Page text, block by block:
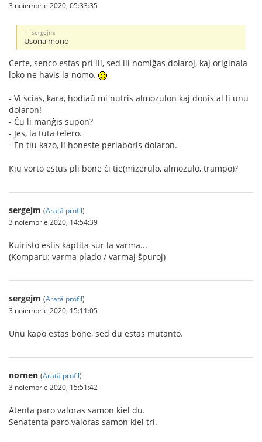
3 noiembrie 2020, 05:33:35
sergejm:
Usona mono
Certe, senco estas pri ili, sed ili nomiĝas dolaroj, kaj originala
loko ne havis la nomo.
- Vi scias, kara, hodiaŭ mi nutris almozulon kaj donis al li unu
dolaron!
- Ĉu li manĝis supon?
- Jes, la tuta telero.
- En tiu kazo, li honeste perlaboris dolaron.
Kiu vorto estus pli bone ĉi tie(mizerulo, almozulo, trampo)?
sergejm (Arată profil)
3 noiembrie 2020, 14:54:39
Kuiristo estis kaptita sur la varma...
(Komparu: varma plado / varmaj ŝpuroj)
sergejm (Arată profil)
3 noiembrie 2020, 15:11:05
Unu kapo estas bone, sed du estas mutanto.
nornen (Arată profil)
3 noiembrie 2020, 15:51:42
Atenta paro valoras samon kiel du.
Senatenta paro valoras samon kiel tri.